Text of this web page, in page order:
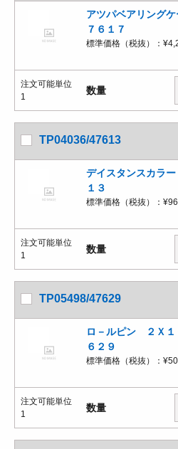
アツパベアリング
７６１７
標準価格（税抜）：
注文可能単位
1
数量
TP04036/47613
デイスタンスカラ
１３
標準価格（税抜）：
注文可能単位
1
数量
TP05498/47629
ロ－ルピン ２Ｘ
６２９
標準価格（税抜）： ¥50
注文可能単位
1
数量